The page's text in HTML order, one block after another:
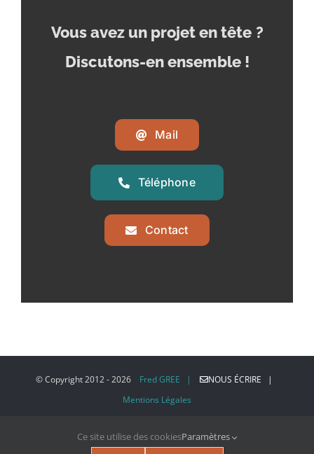
Vous avez un projet en tête ?
Discutons-en ensemble !
Mail
Téléphone
Contact
© Copyright 2012 -2026 Fred GREE |
NOUS ÉCRIRE |
Mentions Légales
Ce site utilise des cookiesParamètres